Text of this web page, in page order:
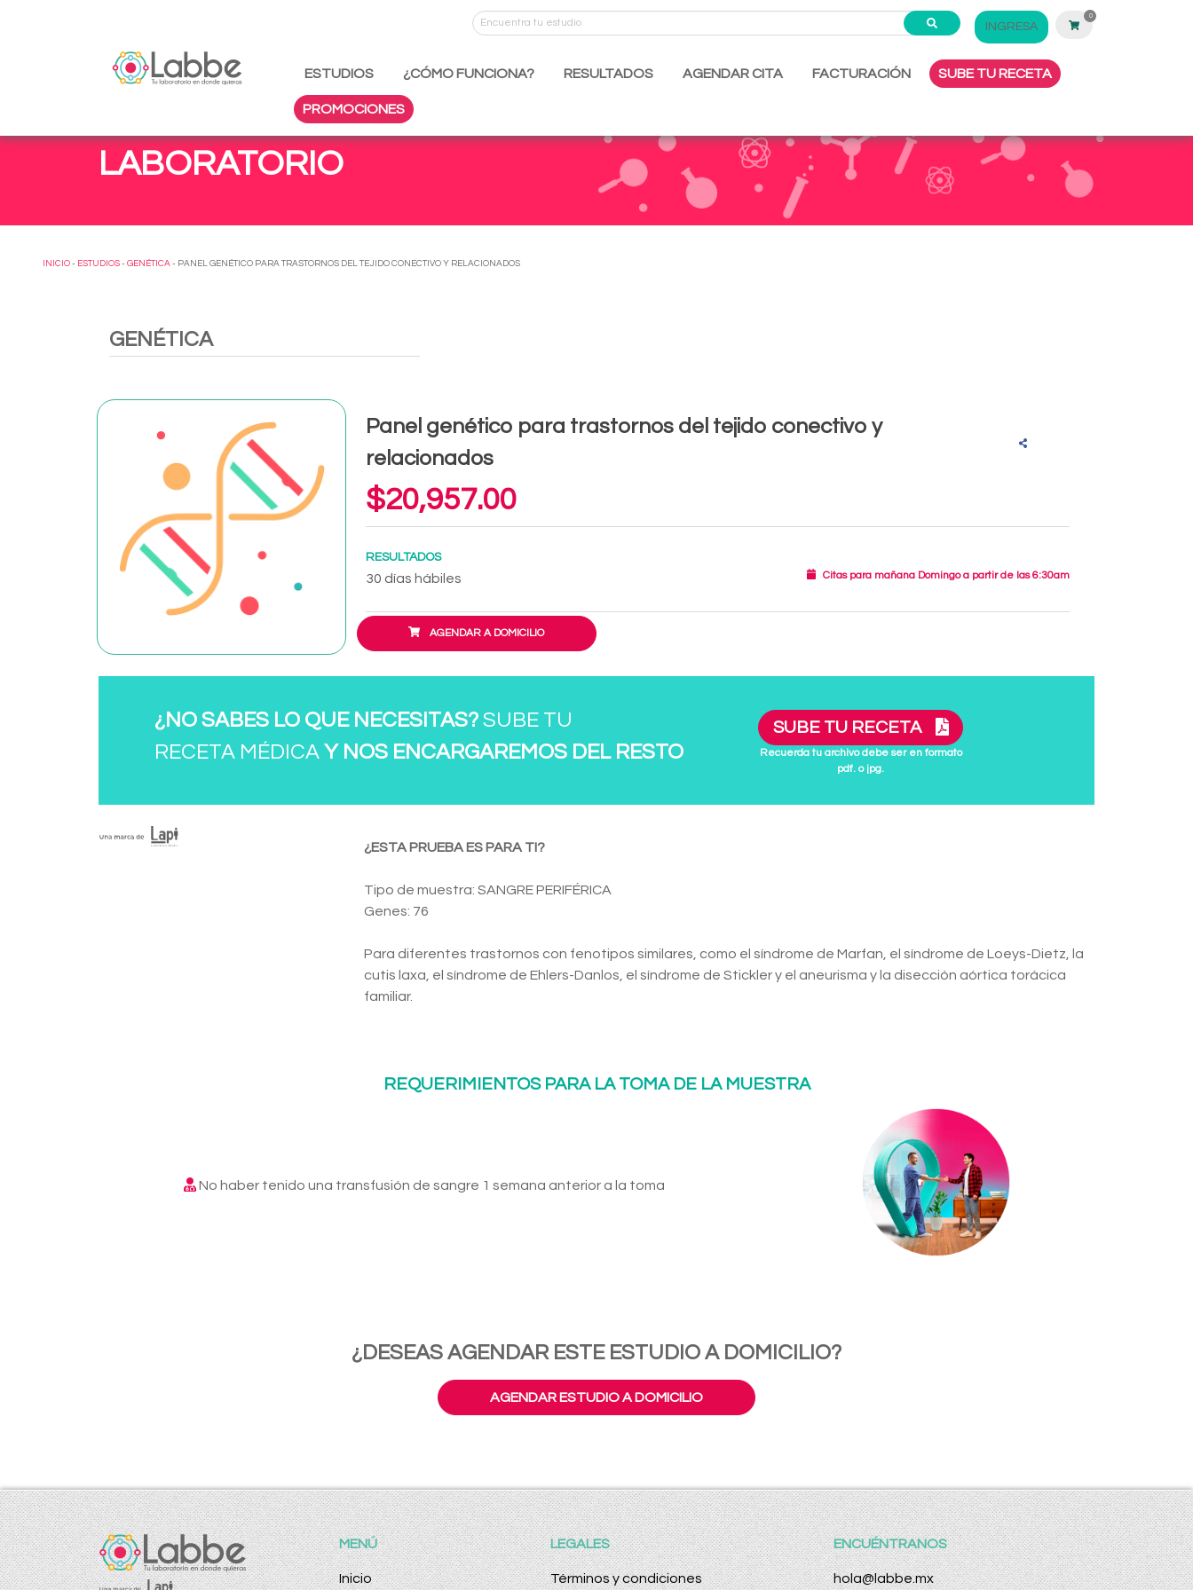
INGRESA
0
ESTUDIOS ¿CÓMO FUNCIONA? RESULTADOS AGENDAR CITA FACTURACIÓN SUBE TU RECETA
PROMOCIONES
LABORATORIO
INICIO - ESTUDIOS - GENÉTICA - PANEL GENÉTICO PARA TRASTORNOS DEL TEJIDO CONECTIVO Y RELACIONADOS
GENÉTICA
Panel genético para trastornos del tejido conectivo y
relacionados
$20,957.00
RESULTADOS
30 días hábiles Citas para mañana Domingo a partir de las 6:30am
AGENDAR A DOMICILIO
¿NO SABES LO QUE NECESITAS? SUBE TU
RECETA MÉDICA Y NOS ENCARGAREMOS DEL RESTO
SUBE TU RECETA
Recuerda tu archivo debe ser en formato
pdf. o jpg.
¿ESTA PRUEBA ES PARA TI?
Tipo de muestra: SANGRE PERIFÉRICA
Genes: 76
Para diferentes trastornos con fenotipos similares, como el síndrome de Marfan, el síndrome de Loeys-Dietz, la
cutis laxa, el síndrome de Ehlers-Danlos, el síndrome de Stickler y el aneurisma y la disección aórtica torácica
familiar.
REQUERIMIENTOS PARA LA TOMA DE LA MUESTRA
No haber tenido una transfusión de sangre 1 semana anterior a la toma
¿DESEAS AGENDAR ESTE ESTUDIO A DOMICILIO?
AGENDAR ESTUDIO A DOMICILIO
MENÚ
Inicio
LEGALES
Términos y condiciones
ENCUÉNTRANOS
hola@labbe.mx